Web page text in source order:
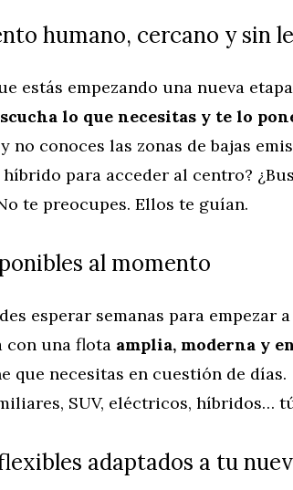
humano, cercano y sin
estás empezando una nueva
lo que necesitas y te lo
no conoces las zonas de bajas
para acceder al centro?
te preocupes. Ellos te guían.
al momento
esperar semanas para empezar
con una flota amplia, moderna y
que necesitas en cuestión de días.
SUV, eléctricos, híbridos…
adaptados a tu